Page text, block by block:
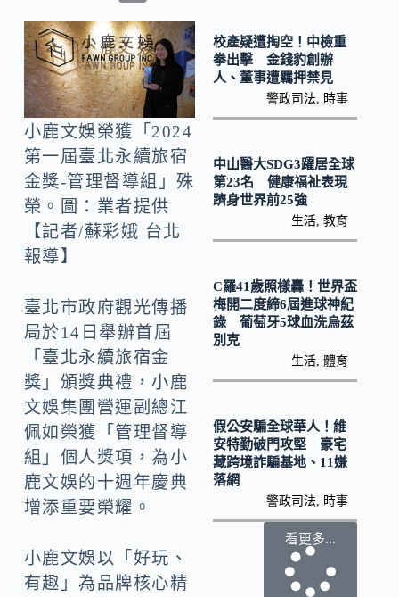
b
o
o
k
o
p
y
Li
n
k
小鹿文娛榮獲「2024
第一屆臺北永續旅宿
金獎-管理督導組」殊
榮。圖：業者提供
【記者/蘇彩娥 台北
報導】
臺北市政府觀光傳播
局於14日舉辦首屆
「臺北永續旅宿金
獎」頒獎典禮，小鹿
文娛集團營運副總江
佩如榮獲「管理督導
組」個人獎項，為小
鹿文娛的十週年慶典
增添重要榮耀。
小鹿文娛以「好玩、
有趣」為品牌核心精
校產疑遭掏空！中檢重
拳出擊 金錢豹創辦
人、董事遭羈押禁見
警政司法 時事
中山醫大SDG3躍居全球
第23名 健康福祉表現
躋身世界前25強
生活 ,教育
C羅41歲照樣轟！世界盃
梅開二度締6屆進球神紀
錄 葡萄牙5球血洗烏茲
別克
生活 ,體育
假公安騙全球華人！維
安特勤破門攻堅 豪宅
藏跨境詐騙基地、11嫌
落網
警政司法 時事
看更多...